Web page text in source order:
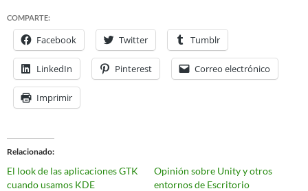
COMPARTE:
Facebook Twitter Tumblr
LinkedIn Pinterest Correo electrónico
Imprimir
Relacionado
El look de las aplicaciones GTK
cuando usamos KDE
Opinión sobre Unity y otros
entornos de Escritorio